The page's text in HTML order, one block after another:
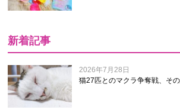
新着記事
2026年7月28日
猫27匹とのマクラ争奪戦、そ